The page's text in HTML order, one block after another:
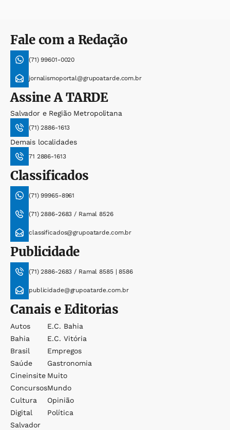
Fale com a Redação
(71) 99601-0020
jornalismoportal@grupoatarde.com.br
AssineA TARDE
Salvador e Região Metropolitana
(71) 2886-1613
Demais localidades
71 2886-1613
Classificados
(71) 99965-8961
(71) 2886-2683 / Ramal 8526
classificados@grupoatarde.com.br
Publicidade
(71) 2886-2683 / Ramal 8585 | 8586
publicidade@grupoatarde.com.br
Canais e Editorias
Autos
Bahia
Brasil
Saúde
Cineinsite
Concursos
Cultura
Digital
Salvador
E.c. Bahia
E.c. Vitória
Empregos
Gastronomia
Muito
Mundo
Opinião
Política